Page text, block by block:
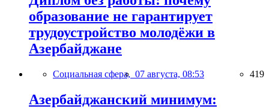
образование не гарантирует
трудоустройство молодёжи в
Азербайджане
Социальная сфера, 07 августа, 08:53 419
Азербайджанский минимум: